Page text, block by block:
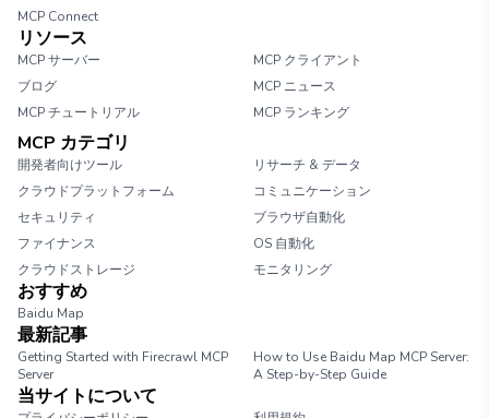
MCP Connect
リソース
MCP サーバー
MCP クライアント
ブログ
MCP ニュース
MCP チュートリアル
MCP ランキング
MCP カテゴリ
開発者向けツール
リサーチ & データ
クラウドプラットフォーム
コミュニケーション
セキュリティ
ブラウザ自動化
ファイナンス
OS 自動化
クラウドストレージ
モニタリング
おすすめ
Baidu Map
最新記事
Getting Started with Firecrawl MCP
Server
How to Use Baidu Map MCP Server:
A Step-by-Step Guide
当サイトについて